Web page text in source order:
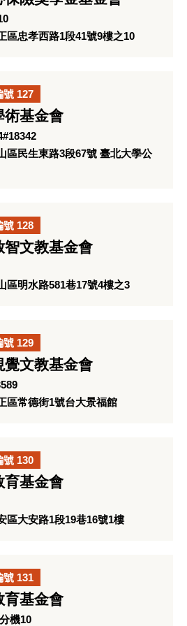
區忠孝西路1段41號9樓之10
號 127
術基金會
區民生東路3段67號 臺北大學公
號 128
智文教基金會
區明水路581巷17號4樓之3
號 129
覺文教基金會
區常德街1號台大景福館
號 130
育基金會
區大安路1段19巷16號1樓
號 131
育基金會
機10